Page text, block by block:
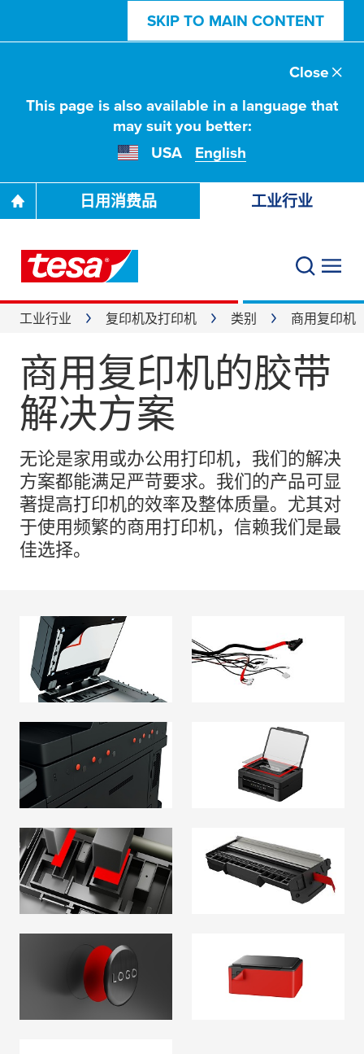
SKIP TO MAIN CONTENT
This page is also available in a language that
may suit you better:
USA
English
Close
日用消费品 工业行业
工业行业 复印机及打印机 类别 商用复印机
商用复印机的胶带
解决方案
无论是家用或办公用打印机，我们的解决
方案都能满足严苛要求。我们的产品可显
著提高打印机的效率及整体质量。尤其对
于使用频繁的商用打印机，信赖我们是最
佳选择。
扫描台海绵衬垫粘接
阅读更多
线束捆扎-电绝缘胶带
MORE ABOUT线
束捆扎
堵孔
MORE ABOUT 堵
孔
扫描玻璃固定
阅读更多
泡棉粘贴 / 减震 / 缓冲
阅读更多
墨盒 — 薄膜保护
阅读更多
阅读更多
表面保护
阅读更多